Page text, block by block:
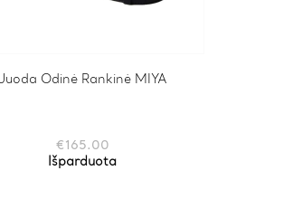
Odinė Rankinė MIYA
€ 165.00
Išparduota